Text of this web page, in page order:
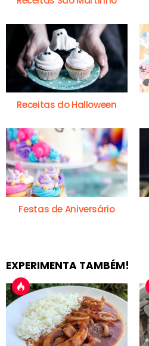
Receitas do Halloween
Festas de Aniversário
EXPERIMENTA TAMBÉM!